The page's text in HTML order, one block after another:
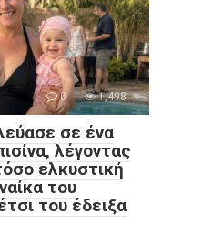
0 1,498
σε ένα
λέγοντας
ελκυστική
του
του έδειξα